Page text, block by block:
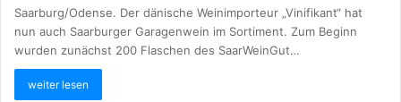
Saarburg/Odense. Der dänische Weinimporteur „Vinifikant“ hat
nun auch Saarburger Garagenwein im Sortiment. Zum Beginn
wurden zunächst 200 Flaschen des SaarWeinGut…
weiter lesen